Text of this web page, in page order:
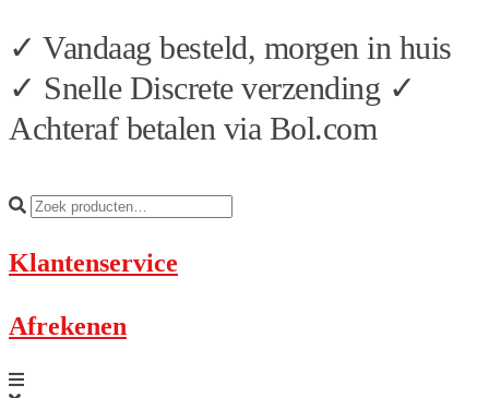
✓ Vandaag besteld, morgen in huis
✓ Snelle Discrete verzending ✓
Achteraf betalen via Bol.com
Klantenservice
Afrekenen